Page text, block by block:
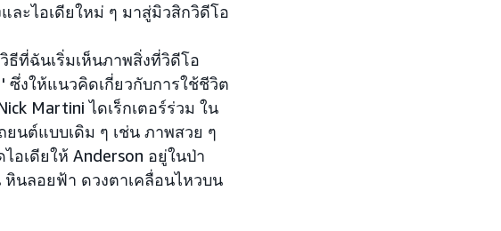
ละไอเดียใหม่ ๆ มาสู่มิวสิกวิดีโอ
ธีที่ฉันเริ่มเห็นภาพสิ่งที่วิดีโอ
งให้แนวคิดเกี่ยวกับการใช้ชีวิต
Martini ไดเร็กเตอร์ร่วม ใน
ยนต์แบบเดิม ๆ เช่น ภาพสวย ๆ
อเดียให้ Anderson อยู่ในป่า
นลอยฟ้า ดวงตาเคลื่อนไหวบน